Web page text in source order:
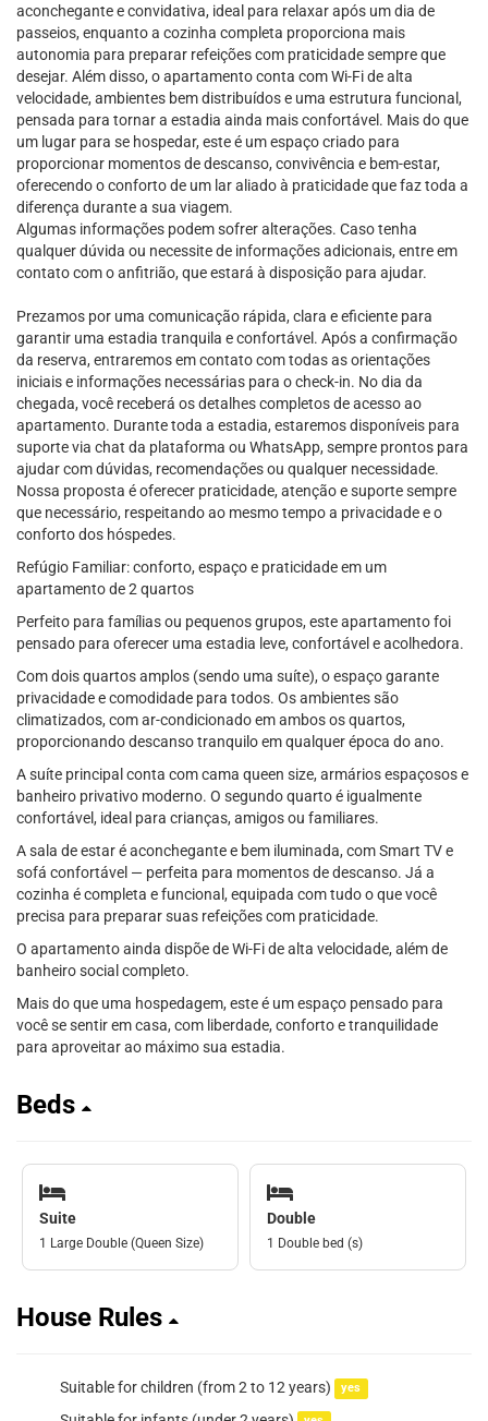
aconchegante e convidativa, ideal para relaxar após um dia de
passeios, enquanto a cozinha completa proporciona mais
autonomia para preparar refeições com praticidade sempre que
desejar. Além disso, o apartamento conta com Wi-Fi de alta
velocidade, ambientes bem distribuídos e uma estrutura funcional,
pensada para tornar a estadia ainda mais confortável. Mais do que
um lugar para se hospedar, este é um espaço criado para
proporcionar momentos de descanso, convivência e bem-estar,
oferecendo o conforto de um lar aliado à praticidade que faz toda a
diferença durante a sua viagem.
Algumas informações podem sofrer alterações. Caso tenha
qualquer dúvida ou necessite de informações adicionais, entre em
contato com o anfitrião, que estará à disposição para ajudar.
Prezamos por uma comunicação rápida, clara e eficiente para
garantir uma estadia tranquila e confortável. Após a confirmação
da reserva, entraremos em contato com todas as orientações
iniciais e informações necessárias para o check-in. No dia da
chegada, você receberá os detalhes completos de acesso ao
apartamento. Durante toda a estadia, estaremos disponíveis para
suporte via chat da plataforma ou WhatsApp, sempre prontos para
ajudar com dúvidas, recomendações ou qualquer necessidade.
Nossa proposta é oferecer praticidade, atenção e suporte sempre
que necessário, respeitando ao mesmo tempo a privacidade e o
conforto dos hóspedes.
Refúgio Familiar: conforto, espaço e praticidade em um
apartamento de 2 quartos
Perfeito para famílias ou pequenos grupos, este apartamento foi
pensado para oferecer uma estadia leve, confortável e acolhedora.
Com dois quartos amplos (sendo uma suíte), o espaço garante
privacidade e comodidade para todos. Os ambientes são
climatizados, com ar-condicionado em ambos os quartos,
proporcionando descanso tranquilo em qualquer época do ano.
A suíte principal conta com cama queen size, armários espaçosos e
banheiro privativo moderno. O segundo quarto é igualmente
confortável, ideal para crianças, amigos ou familiares.
A sala de estar é aconchegante e bem iluminada, com Smart TV e
sofá confortável — perfeita para momentos de descanso. Já a
cozinha é completa e funcional, equipada com tudo o que você
precisa para preparar suas refeições com praticidade.
O apartamento ainda dispõe de Wi-Fi de alta velocidade, além de
banheiro social completo.
Mais do que uma hospedagem, este é um espaço pensado para
você se sentir em casa, com liberdade, conforto e tranquilidade
para aproveitar ao máximo sua estadia.
Beds
Suite
1 Large Double (Queen Size)
Double
1 Double bed (s)
House Rules
Suitable for children (from 2 to 12 years) yes